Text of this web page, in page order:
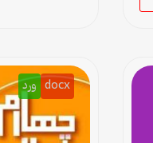
docx ورد